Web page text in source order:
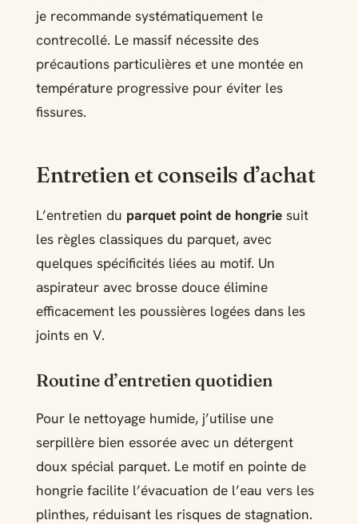
je recommande systématiquement le
contrecollé. Le massif nécessite des
précautions particulières et une montée en
température progressive pour éviter les
fissures.
Entretien et conseils d’achat
L’entretien du parquet point de hongriesuit
les règles classiques du parquet, avec
quelques spécificités liées au motif. Un
aspirateur avec brosse douce élimine
efficacement les poussières logées dans les
joints en V.
Routine d’entretien quotidien
Pour le nettoyage humide, j’utilise une
serpillère bien essorée avec un détergent
doux spécial parquet. Le motif en pointe de
hongrie facilite l’évacuation de l’eau vers les
plinthes, réduisant les risques de stagnation.